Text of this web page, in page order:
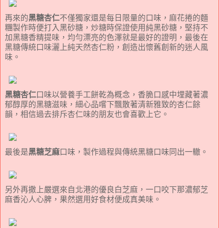
再來的黑糖杏仁不僅獨家還是每日限量的口味，麻花捲的麵
糰製作時便打入黑砂糖，炒糖時保證使用純黑砂糖，堅持不
加黑糖香精提味，均勻漂亮的色澤就是最好的證明，最後在
黑糖傳統口味灑上純天然杏仁粉，創造出懷舊創新的迷人風
味。
黑糖杏仁口味以營養手工餅乾為概念，香脆口感中埋藏著濃
郁醇厚的黑糖滋味，細心品嚐下飄散著清新雅致的杏仁餘
韻，相信過去排斥杏仁味的朋友也會喜歡上它。
最後是黑糖芝麻口味，製作過程與傳統黑糖口味同出一轍。
另外再撒上嚴選來自北港的優良白芝麻，一口咬下那濃郁芝
麻香沁人心脾，果然選用好食材便成真美味。